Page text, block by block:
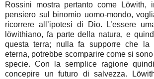
Rossini mostra pertanto come Löwith,
pensiero sul binomio uomo-mondo,
ricorrere all’ipotesi di Dio. L’essere
löwithiano, fa parte della natura, e
questa terra; nulla fa supporre che la
eterna, potrebbe scomparire come si
specie. Con la semplice ragione
concepire un futuro di salvezza.